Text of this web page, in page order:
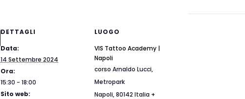
DETTAGLI
Data:
14 Settembre 2024
Ora:
15:30 - 18:00
Sito web:
LUOGO
VIS Tattoo Academy |
Napoli
corso Arnaldo Lucci,
Metropark
Napoli,80142 Italia +